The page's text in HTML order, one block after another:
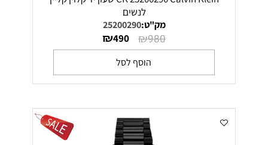
לנשים
מק"ט:25200290
₪980
₪490
הוסף לסל